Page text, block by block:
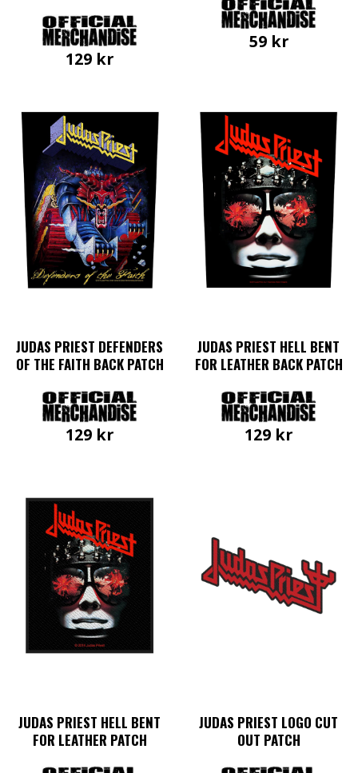
129 kr
59 kr
JUDAS PRIEST DEFENDERS
OF THE FAITH BACK PATCH
129 kr
JUDAS PRIEST HELL BENT
FOR LEATHER BACK PATCH
129 kr
JUDAS PRIEST HELL BENT
FOR LEATHER PATCH
JUDAS PRIEST LOGO CUT
OUT PATCH